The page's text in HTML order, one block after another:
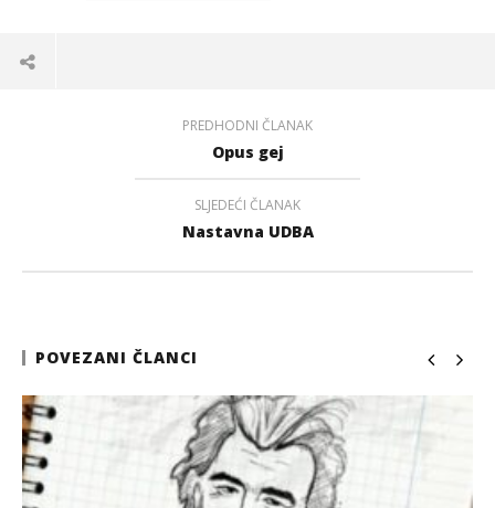
PREDHODNI ČLANAK
Opus gej
SLJEDEĆI ČLANAK
Nastavna UDBA
POVEZANI ČLANCI